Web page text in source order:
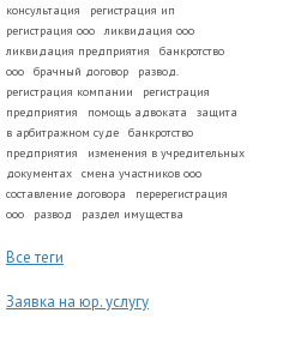
консультация
регистрация ип
регистрация ооо
ликвидация ооо
ликвидация предприятия
банкротство
ооо
брачный договор
развод.
регистрация компании
регистрация
предприятия
помощь адвоката
защита
в арбитражном суде
банкротство
предприятия
изменения в учредительных
документах
смена участников ооо
составление договора
перерегистрация
ооо
развод раздел имущества
Все теги
Заявка на юр. услугу